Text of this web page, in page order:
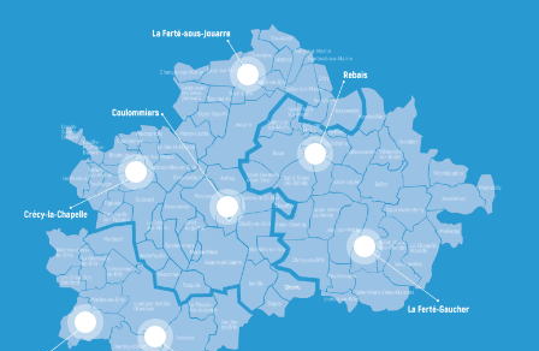
1
2
3
4
5
6